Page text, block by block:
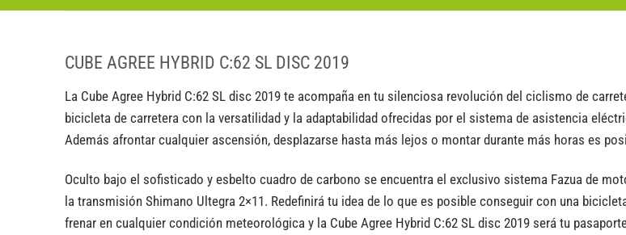
CUBE AGREE HYBRID C:62 SL DISC 2019
La Cube Agree Hybrid C:62 SL disc 2019 te acompaña en tu silenciosa revolución del ciclismo de
bicicleta de carretera con la versatilidad y la adaptabilidad ofrecidas por el sistema de asistencia
Además afrontar cualquier ascensión, desplazarse hasta más lejos o montar durante más horas es
Oculto bajo el sofisticado y esbelto cuadro de carbono se encuentra el exclusivo sistema Fazua de
la transmisión Shimano Ultegra 2×11. Redefinirá tu idea de lo que es posible conseguir con una
frenar en cualquier condición meteorológica y la Cube Agree Hybrid C:62 SL disc 2019 será tu